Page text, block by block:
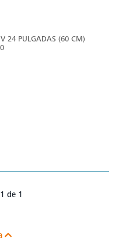
V 24 PULGADAS (60 CM)
de 1